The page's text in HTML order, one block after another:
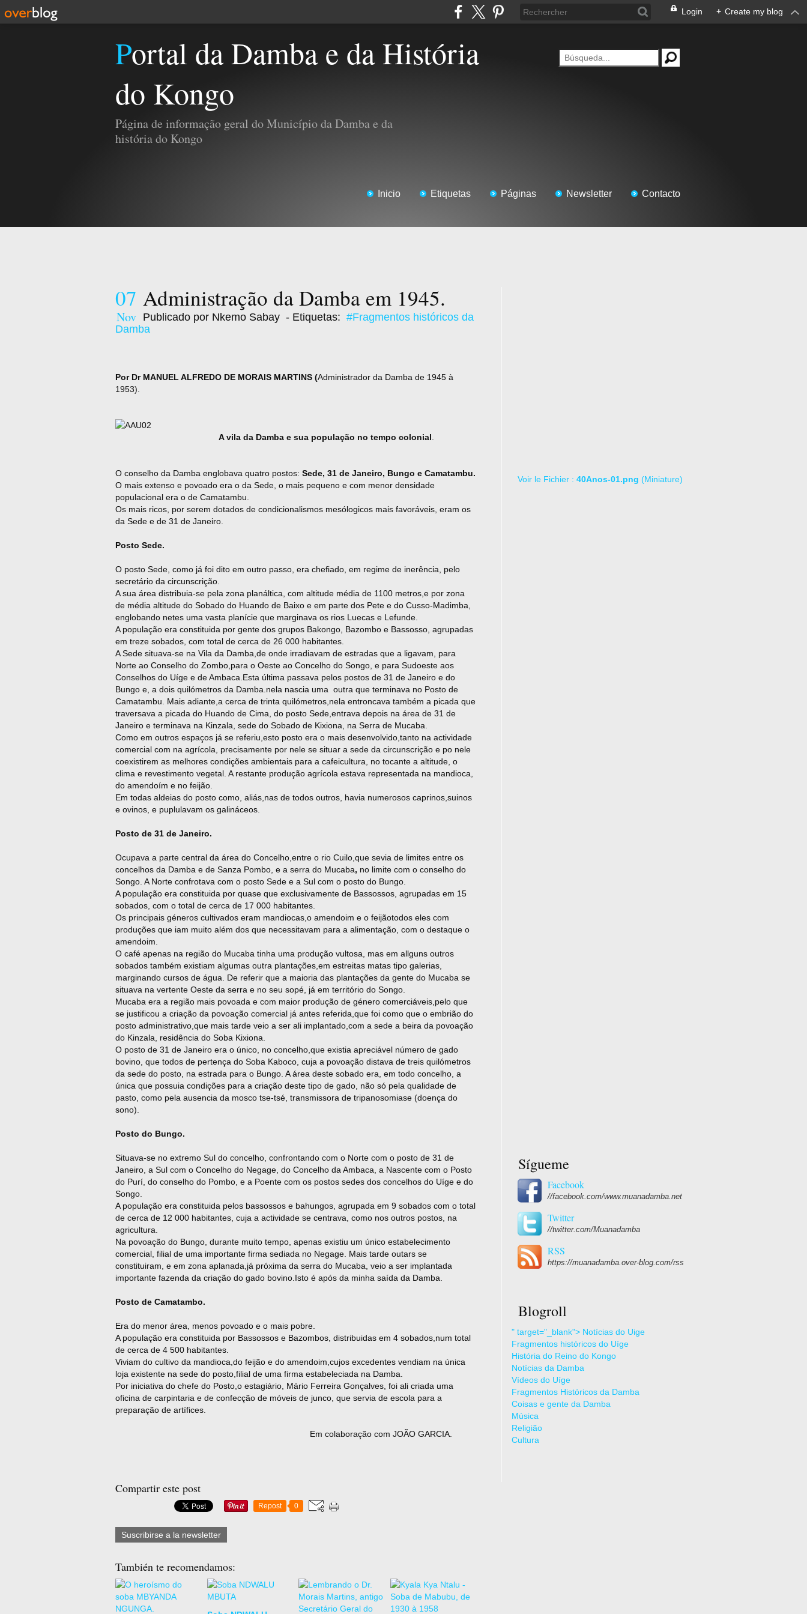
Login + Create my blog
Portal da Damba e da História
do Kongo
Página de informação geral do Município da Damba e da
história do Kongo
Inicio Etiquetas Páginas Newsletter Contacto
07
Nov
Administração da Damba em 1945.
Publicado por Nkemo Sabay - Etiquetas: #Fragmentos históricos da
Damba
Por Dr MANUEL ALFREDO DE MORAIS MARTINS (Administrador da Damba de 1945 à
1953).
A vila da Damba e sua população no tempo colonial
O conselho da Damba englobava quatro postos: Sede, 31 de Janeiro, Bungo e Camatambu.
O mais extenso e povoado era o da Sede, o mais pequeno e com menor densidade
populacional era o de Camatambu.
Os mais ricos, por serem dotados de condicionalismos mesólogicos mais favoráveis, eram os
da Sede e de 31 de Janeiro.
Posto Sede.
O posto Sede, como já foi dito em outro passo, era chefiado, em regime de inerência, pelo
secretário da circunscrição.
A sua área distribuia-se pela zona planáltica, com altitude média de 1100 metros,e por zona
de média altitude do Sobado do Huando de Baixo e em parte dos Pete e do Cusso-Madimba,
englobando netes uma vasta planície que marginava os rios Luecas e Lefunde.
A população era constituida por gente dos grupos Bakongo, Bazombo e Bassosso, agrupadas
em treze sobados, com total de cerca de 26 000 habitantes.
A Sede situava-se na Vila da Damba,de onde irradiavam de estradas que a ligavam, para
Norte ao Conselho do Zombo,para o Oeste ao Concelho do Songo, e para Sudoeste aos
Conselhos do Uíge e de Ambaca.Esta última passava pelos postos de 31 de Janeiro e do
Bungo e, a dois quilómetros da Damba.nela nascia uma outra que terminava no Posto de
Camatambu. Mais adiante,a cerca de trinta quilómetros,nela entroncava também a picada que
traversava a picada do Huando de Cima, do posto Sede,entrava depois na área de 31 de
Janeiro e terminava na Kinzala, sede do Sobado de Kixiona, na Serra de Mucaba.
Como em outros espaços já se referiu,esto posto era o mais desenvolvido,tanto na actividade
comercial com na agrícola, precisamente por nele se situar a sede da circunscrição e po nele
coexistirem as melhores condições ambientais para a cafeicultura, no tocante a altitude, o
clima e revestimento vegetal. A restante produção agrícola estava representada na mandioca,
do amendoím e no feijão.
Em todas aldeias do posto como, aliás,nas de todos outros, havia numerosos caprinos,suinos
e ovinos, e puplulavam os galináceos.
Posto de 31 de Janeiro.
Ocupava a parte central da área do Concelho,entre o rio Cuilo,que sevia de limites entre os
concelhos da Damba e de Sanza Pombo, e a serra do Mucaba, no limite com o conselho do
Songo. A Norte confrotava com o posto Sede e a Sul com o posto do Bungo.
A população era constituida por quase que exclusivamente de Bassossos, agrupadas em 15
sobados, com o total de cerca de 17 000 habitantes.
Os principais géneros cultivados eram mandiocas,o amendoim e o feijãotodos eles com
produções que iam muito além dos que necessitavam para a alimentação, com o destaque o
amendoim.
O café apenas na região do Mucaba tinha uma produção vultosa, mas em allguns outros
sobados também existiam algumas outra plantações,em estreitas matas tipo galerias,
marginando cursos de água. De referir que a maioria das plantações da gente do Mucaba se
situava na vertente Oeste da serra e no seu sopé, já em território do Songo.
Mucaba era a região mais povoada e com maior produção de género comerciáveis,pelo que
se justificou a criação da povoação comercial já antes referida,que foi como que o embrião do
posto administrativo,que mais tarde veio a ser ali implantado,com a sede a beira da povoação
do Kinzala, residência do Soba Kixiona.
O posto de 31 de Janeiro era o único, no concelho,que existia apreciável número de gado
bovino, que todos de pertença do Soba Kaboco, cuja a povoação distava de treis quilómetros
da sede do posto, na estrada para o Bungo. A área deste sobado era, em todo concelho, a
única que possuia condições para a criação deste tipo de gado, não só pela qualidade de
pasto, como pela ausencia da mosco tse-tsé, transmissora de tripanosomiase (doença do
sono).
Posto do Bungo.
Situava-se no extremo Sul do concelho, confrontando com o Norte com o posto de 31 de
Janeiro, a Sul com o Concelho do Negage, do Concelho da Ambaca, a Nascente com o Posto
do Purí, do conselho do Pombo, e a Poente com os postos sedes dos concelhos do Uíge e do
Songo.
A população era constituida pelos bassossos e bahungos, agrupada em 9 sobados com o total
de cerca de 12 000 habitantes, cuja a actividade se centrava, como nos outros postos, na
agricultura.
Na povoação do Bungo, durante muito tempo, apenas existiu um único estabelecimento
comercial, filial de uma importante firma sediada no Negage. Mais tarde outars se
constituiram, e em zona aplanada,já próxima da serra do Mucaba, veio a ser implantada
importante fazenda da criação do gado bovino.Isto é após da minha saída da Damba.
Posto de Camatambo.
Era do menor área, menos povoado e o mais pobre.
A população era constituida por Bassossos e Bazombos, distribuidas em 4 sobados,num total
de cerca de 4 500 habitantes.
Viviam do cultivo da mandioca,do feijão e do amendoim,cujos excedentes vendiam na única
loja existente na sede do posto,filial de uma firma estabeleciada na Damba.
Por iniciativa do chefe do Posto,o estagiário, Mário Ferreira Gonçalves, foi ali criada uma
oficina de carpintaria e de confecção de móveis de junco, que servia de escola para a
preparação de artífices.
Em colaboração com JOÃO GARCIA.
Compartir este post
Repost 0
Suscribirse a la newsletter
También te recomendamos:
Voir le Fichier : 40Anos-01.png (Miniature)
Sígueme
Facebook
//facebook.com/www.muanadamba.net
Twitter
//twitter.com/Muanadamba
RSS
https://muanadamba.over-blog.com/rss
Blogroll
" target="_blank"> Notícias do Uige
Fragmentos históricos do Uíge
História do Reino do Kongo
Notícias da Damba
Vídeos do Uíge
Fragmentos Históricos da Damba
Coisas e gente da Damba
Música
Religião
Cultura